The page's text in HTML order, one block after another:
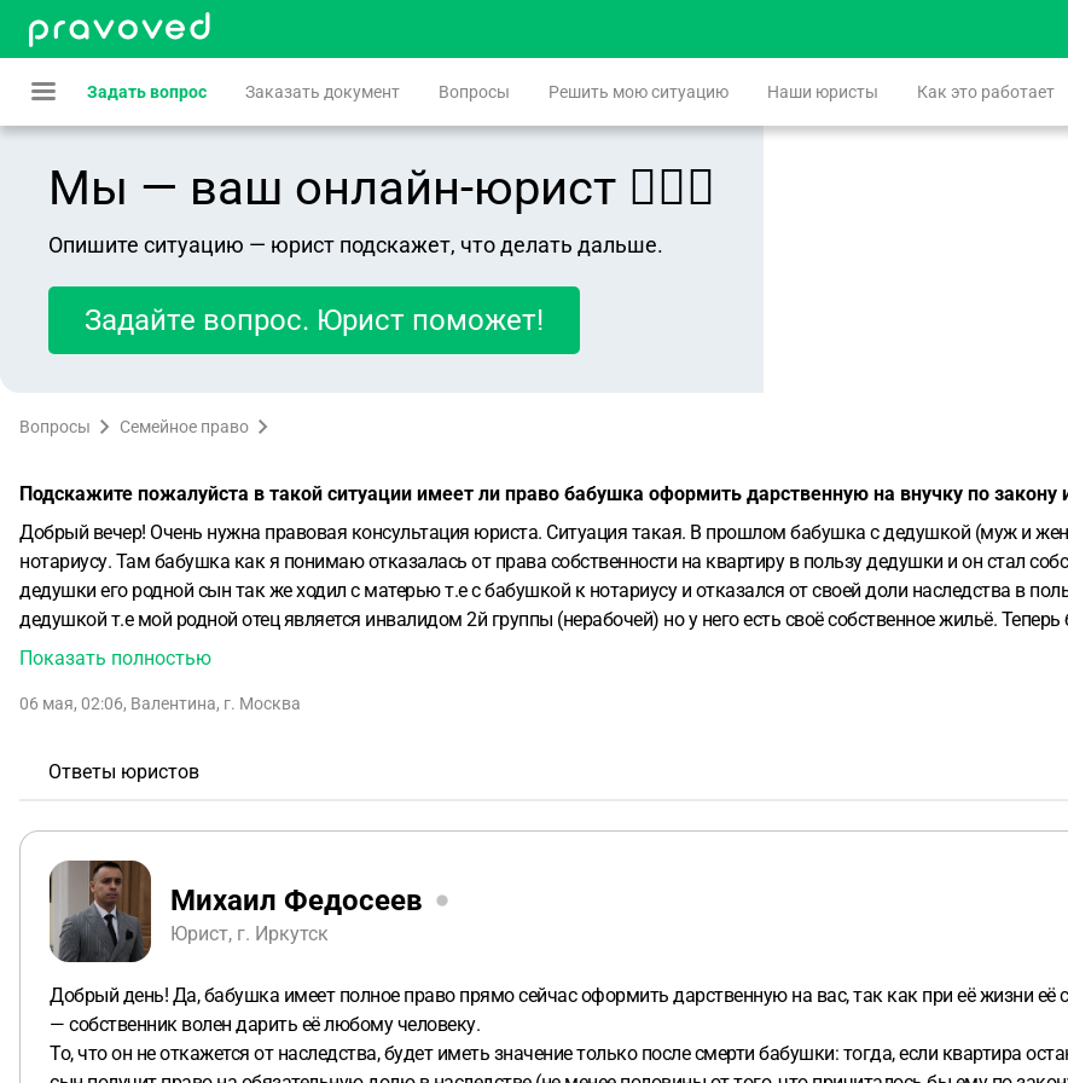
Задать вопрос Заказать документ Вопросы Решить мою ситуацию Наши юристы Как это работает
Мы — ваш онлайн-юрист 👨🏻‍⚖️
Опишите ситуацию — юрист подскажет, что делать дальше.
Задайте вопрос. Юрист поможет!
Вопросы Семейное право
Подскажите пожалуйста в такой ситуации имеет ли право бабушка оформить дарственную на внучку по
Добрый вечер! Очень нужна правовая консультация юриста. Ситуация такая. В прошлом бабушка с дедушкой (муж и жена) решили
нотариусу. Там бабушка как я понимаю отказалась от права собственности на квартиру в пользу дедушки и он стал собственником данной квартиры. Уже после смерти
дедушки его родной сын так же ходил с матерью т.е с бабушкой к нотариусу и отказался от своей доли наследства в пользу бабушки и она стала собственником. Сын бабушки с
дедушкой т.е мой родной отец является инвалидом 2й группы (нерабочей) но у него есть своё собственное жильё. Теперь бабушка хочет оформить дарственную на меня на
внучку но он конечно же против и не отказывается от наследства. Сразу поясню что бабушка пожилая упала сломала шейку бедра теперь лежачая ухаживаю заней я внучка она
закону или она не может этого сделать т.к её сын инвалид? Я читала что по закону оставить сына инвалида без
Показать полностью
06 мая, 02:06, Валентина, г. Москва
Ответы юристов
Михаил Федосеев
Юрист, г. Иркутск
Добрый день! Да, бабушка имеет полное право прямо сейчас оформить дарственную на вас, так как при её жизни её
— собственник волен дарить её любому человеку.
То, что он не откажется от наследства, будет иметь значение только после смерти бабушки: тогда, если квартира